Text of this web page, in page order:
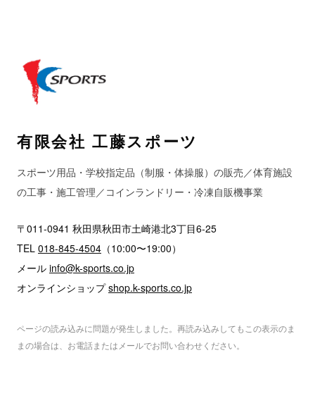
有限会社 工藤スポーツ
スポーツ用品・学校指定品（制服・体操服）の販売／体育施設
の工事・施工管理／コインランドリー・冷凍自販機事業
〒011-0941 秋田県秋田市土崎港北3丁目6-25
TEL 018-845-4504 （10:00〜19:00）
メール info@k-sports.co.jp
オンラインショップshop.k-sports.co.jp
ページの読み込みに問題が発生しました。再読み込みしてもこの表示のま
まの場合は、お電話またはメールでお問い合わせください。